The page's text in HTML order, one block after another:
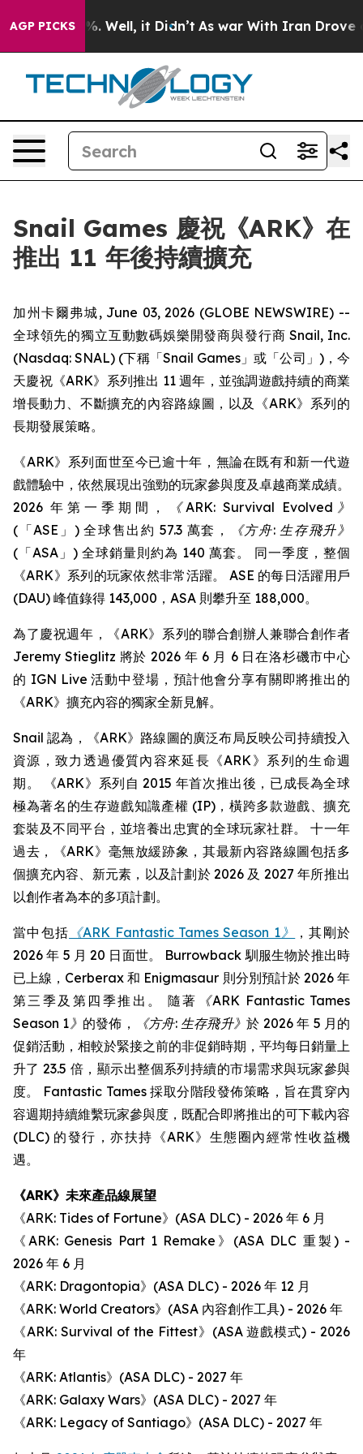
AGP PICKS
40%. Well, it Didn’t As war With Iran Drove oil
Snail Games 慶祝《ARK》在
推出 11 年後持續擴充
加州卡爾弗城, June 03, 2026 (GLOBE NEWSWIRE) --
全球領先的獨立互動數碼娛樂開發商與發行商 Snail, Inc.
(Nasdaq: SNAL) (下稱「Snail Games」或「公司」)，今
天慶祝《ARK》系列推出 11 週年，並強調遊戲持續的商業
增長動力、不斷擴充的內容路線圖，以及《ARK》系列的
長期發展策略。
《ARK》系列面世至今已逾十年，無論在既有和新一代遊
戲體驗中，依然展現出強勁的玩家參與度及卓越商業成績。
2026 年第一季期間，
《ARK: Survival Evolved》
(「ASE」) 全球售出約 57.3 萬套，
《方舟: 生存飛升》
(「ASA」) 全球銷量則約為 140 萬套。 同一季度，整個
《ARK》系列的玩家依然非常活躍。 ASE 的每日活躍用戶
(DAU) 峰值錄得 143,000，ASA 則攀升至 188,000。
為了慶祝週年，《ARK》系列的聯合創辦人兼聯合創作者
Jeremy Stieglitz 將於 2026 年 6 月 6 日在洛杉磯市中心
的 IGN Live 活動中登場，預計他會分享有關即將推出的
《ARK》擴充內容的獨家全新見解。
Snail 認為，《ARK》路線圖的廣泛布局反映公司持續投入
資源，致力透過優質內容來延長《ARK》系列的生命週
期。 《ARK》系列自 2015 年首次推出後，已成長為全球
極為著名的生存遊戲知識產權 (IP)，橫跨多款遊戲、擴充
套裝及不同平台，並培養出忠實的全球玩家社群。 十一年
過去，《ARK》毫無放緩跡象，其最新內容路線圖包括多
個擴充內容、新元素，以及計劃於 2026 及 2027 年所推出
以創作者為本的多項計劃。
當中包括 《ARK Fantastic Tames Season 1》
，其剛於
2026 年 5 月 20 日面世。 Burrowback 馴服生物於推出時
已上線，Cerberax 和 Enigmasaur 則分別預計於 2026 年
第三季及第四季推出。 隨著
《ARK Fantastic Tames
Season 1》 的發佈， 《方舟: 生存飛升》於 2026 年 5 月的
促銷活動，相較於緊接之前的非促銷時期，平均每日銷量上
升了 23.5 倍，顯示出整個系列持續的市場需求與玩家參與
度。 Fantastic Tames 採取分階段發佈策略，旨在貫穿內
容週期持續維繫玩家參與度，既配合即將推出的可下載內容
(DLC) 的發行，亦扶持《ARK》生態圈內經常性收益機
遇。
《ARK》未來產品線展望
《ARK: Tides of Fortune》(ASA DLC) - 2026 年 6 月
《ARK: Genesis Part 1 Remake》(ASA DLC 重製) -
2026 年 6 月
《ARK: Dragontopia》(ASA DLC) - 2026 年 12 月
《ARK: World Creators》(ASA 內容創作工具) - 2026 年
《ARK: Survival of the Fittest》(ASA 遊戲模式) - 2026
年
《ARK: Atlantis》(ASA DLC) - 2027 年
《ARK: Galaxy Wars》(ASA DLC) - 2027 年
《ARK: Legacy of Santiago》(ASA DLC) - 2027 年